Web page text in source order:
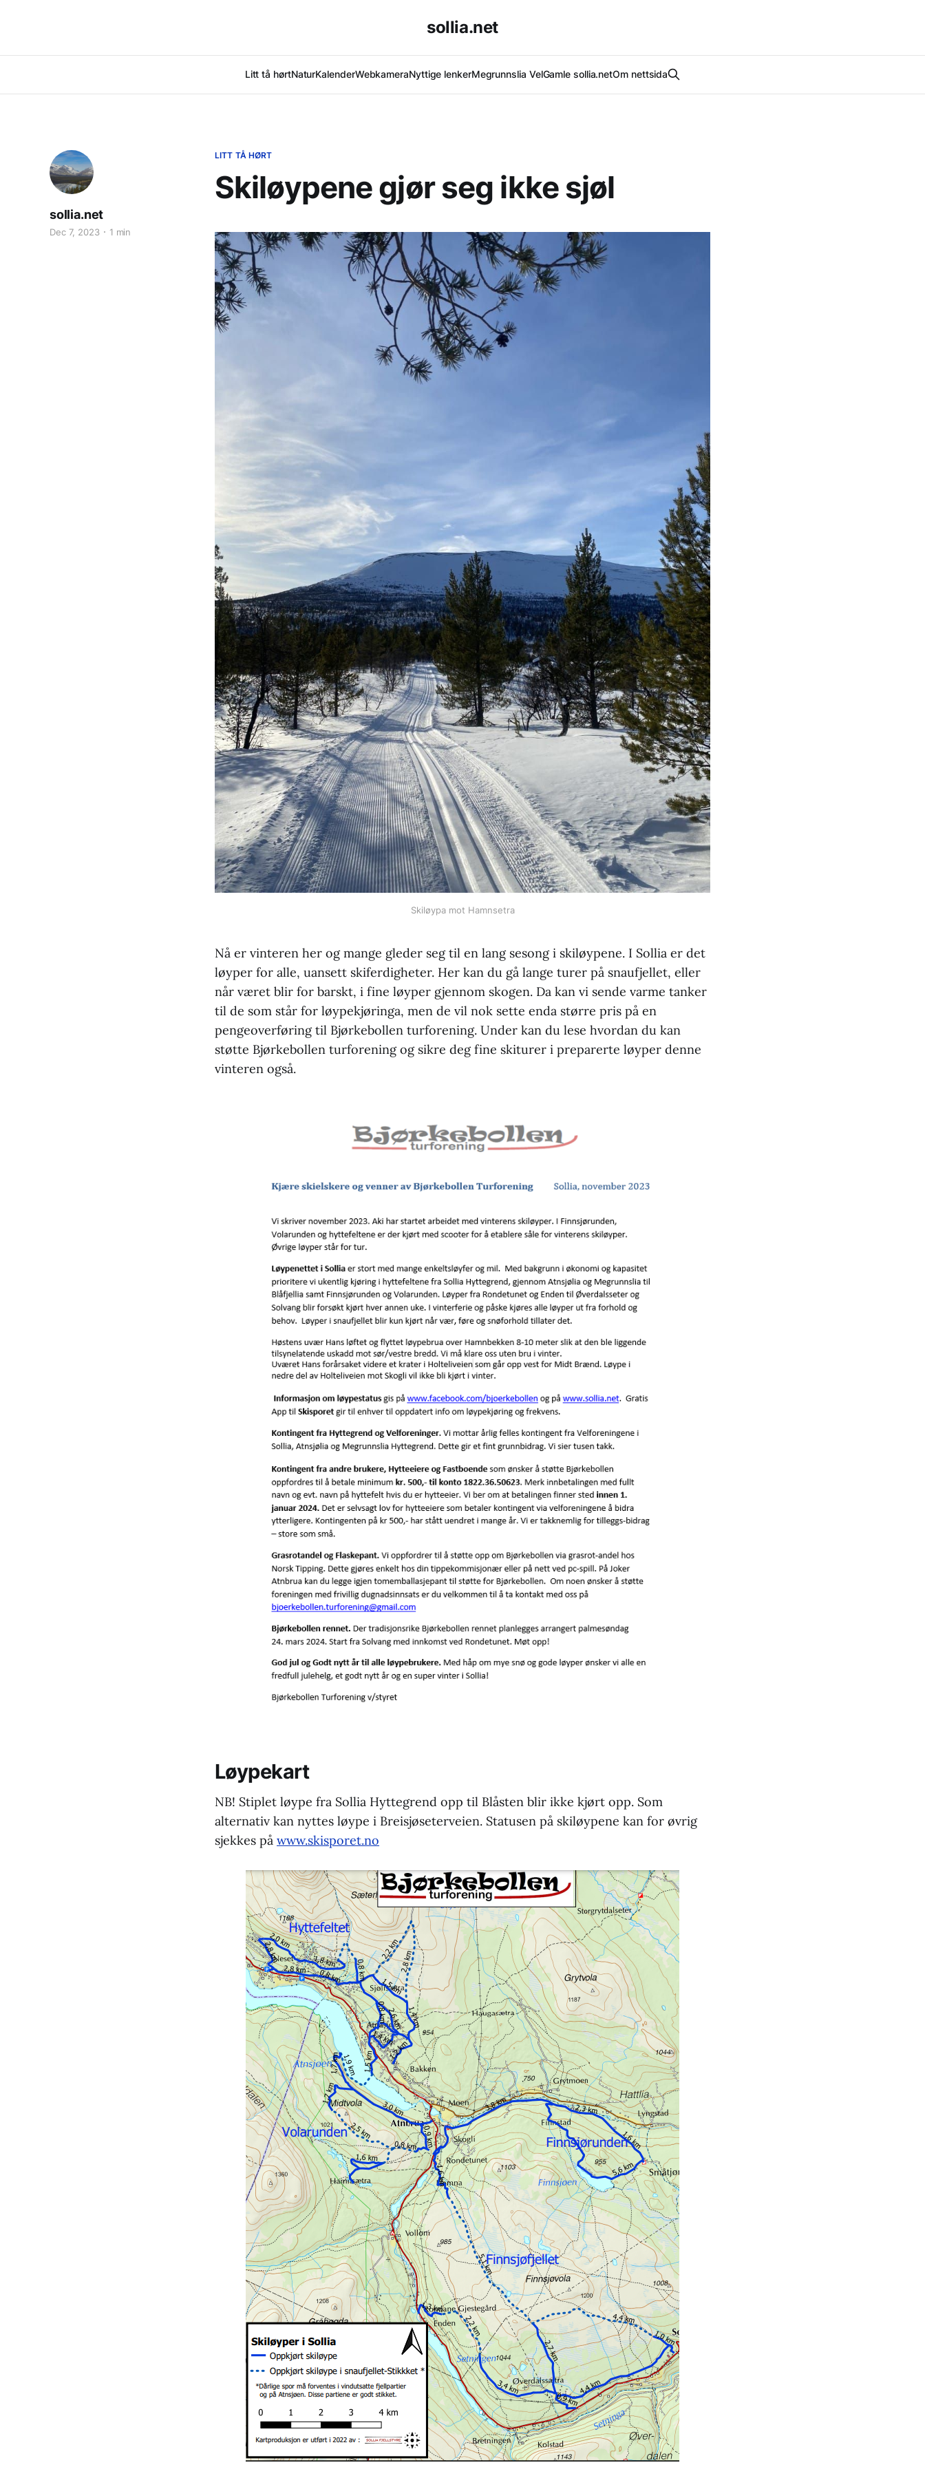
sollia.net
Litt tå hørtNaturKalenderWebkameraNyttige lenkerMegrunnslia VelGamle sollia.netOm nettsida
LITT TÅ HØRT
Skiløypene gjør seg ikke sjøl
sollia.net
Dec 7, 2023 1 min
Skiløypa mot Hamnsetra
Nå er vinteren her og mange gleder seg til en lang sesong i skiløypene. I Sollia er det
løyper for alle, uansett skiferdigheter. Her kan du gå lange turer på snaufjellet, eller
når været blir for barskt, i fine løyper gjennom skogen. Da kan vi sende varme tanker
til de som står for løypekjøringa, men de vil nok sette enda større pris på en
pengeoverføring til Bjørkebollen turforening. Under kan du lese hvordan du kan
støtte Bjørkebollen turforening og sikre deg fine skiturer i preparerte løyper denne
vinteren også.
Løypekart
NB! Stiplet løype fra Sollia Hyttegrend opp til Blåsten blir ikke kjørt opp. Som
alternativ kan nyttes løype i Breisjøseterveien. Statusen på skiløypene kan for øvrig
sjekkes på www.skisporet.no